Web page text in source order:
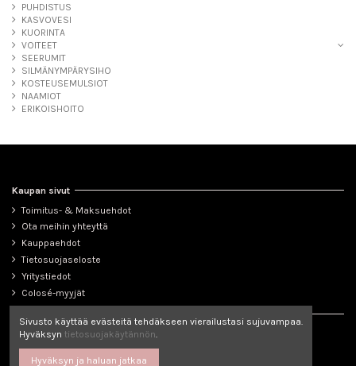
PUHDISTUS
KASVOVESI
KUORINTA
VOITEET
SEERUMIT
SILMÄNYMPÄRYSIHO
KOSTEUSEMULSIOT
NAAMIOT
ERIKOISHOITO
Kaupan sivut
Toimitus- & Maksuehdot
Ota meihin yhteyttä
Kauppaehdot
Tietosuojaseloste
Yritystiedot
Colosé-myyjät
Sivusto käyttää evästeitä tehdäkseen vierailustasi sujuvampaa.
Hyväksyn tietosuojakäytännön.
Hyväksyn ja haluan jatkaa